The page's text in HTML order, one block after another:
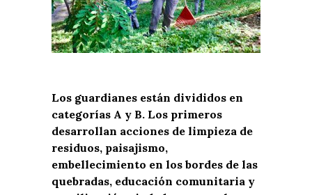
Los guardianes están divididos en
categorías A y B. Los primeros
desarrollan acciones de limpieza de
residuos, paisajismo,
embellecimiento en los bordes de las
quebradas, educación comunitaria y